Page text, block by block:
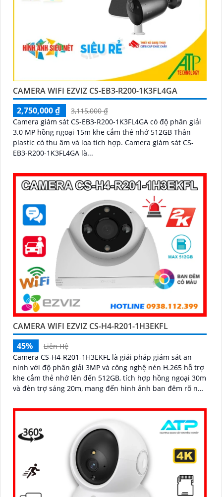
CAMERA WIFI EZVIZ CS-EB3-R200-1K3FL4GA
2,750,000 ₫
3,115,000 ₫
Camera giám sát CS-EB3-R200-1K3FL4GA có độ phân giải
3.0 MP hồng ngoại 15m khe cắm thẻ nhớ 512GB Thân
plastic có thu âm và loa tích hợp. Camera giám sát CS-
EB3-R200-1K3FL4GA là...
CAMERA WIFI EZVIZ CS-H4-R201-1H3EKFL
45%
Liên Hệ
Camera CS-H4-R201-1H3EKFL là giải pháp giám sát an
ninh với độ phân giải 3MP và công nghệ nén H.265 hỗ trợ
khe cắm thẻ nhớ lên đến 512GB, tích hợp hồng ngoại 30m
và đèn trợ sáng 20m, mang đến hình ảnh ban đêm rõ nét,